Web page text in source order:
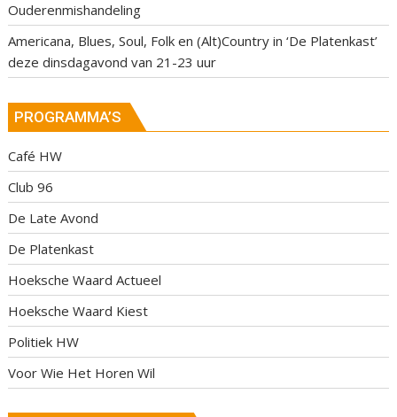
Ouderenmishandeling
Americana, Blues, Soul, Folk en (Alt)Country in ‘De Platenkast’
deze dinsdagavond van 21-23 uur
PROGRAMMA’S
Café HW
Club 96
De Late Avond
De Platenkast
Hoeksche Waard Actueel
Hoeksche Waard Kiest
Politiek HW
Voor Wie Het Horen Wil